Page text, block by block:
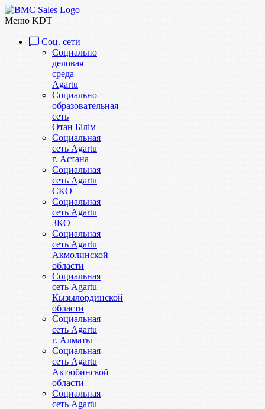
Меню KDT
Соц. сети
Социально
деловая
среда
Agartu
Социально
образовательная
сеть
Отан Бiлiм
Социальная
сеть Agartu
г. Астана
Социальная
сеть Agartu
СКО
Социальная
сеть Agartu
ЗКО
Социальная
сеть Agartu
Акмолинской
области
Социальная
сеть Agartu
Кызылординской
области
Социальная
сеть Agartu
г. Алматы
Социальная
сеть Agartu
Актюбинской
области
Социальная
сеть Agartu